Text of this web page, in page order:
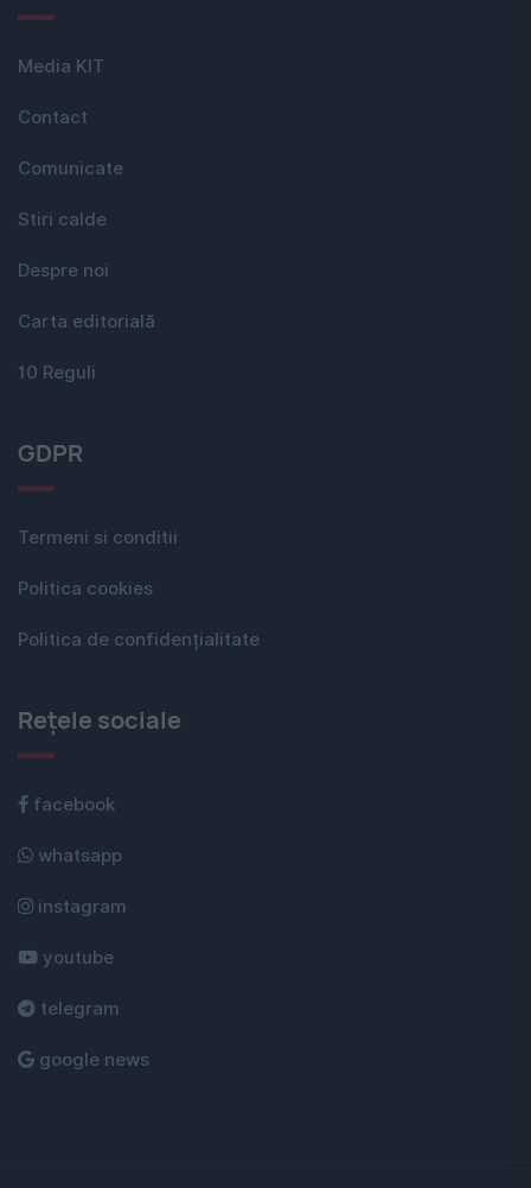
Media KIT
Contact
Comunicate
Stiri calde
Despre noi
Carta editorială
10 Reguli
GDPR
Termeni si conditii
Politica cookies
Politica de confidențialitate
Rețele sociale
facebook
whatsapp
instagram
youtube
telegram
google news